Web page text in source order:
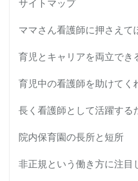
サイトマップ
ママさん看護師に押さえて
育児とキャリアを両立でき
育児中の看護師を助けてく
長く看護師として活躍する
院内保育園の長所と短所
非正規という働き方に注